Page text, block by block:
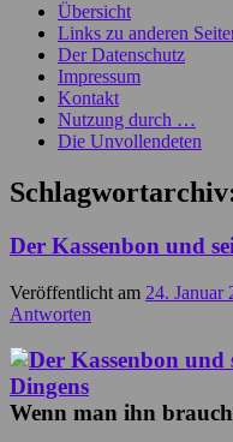
Übersicht
Links zu anderen
Der Datenschutz
Impressum
Kontakt
Nutzung durch …
Die Unvollendeten
Der Kassenbon und
Veröffentlicht am 24. Januar
Antworten
Wenn man ihn